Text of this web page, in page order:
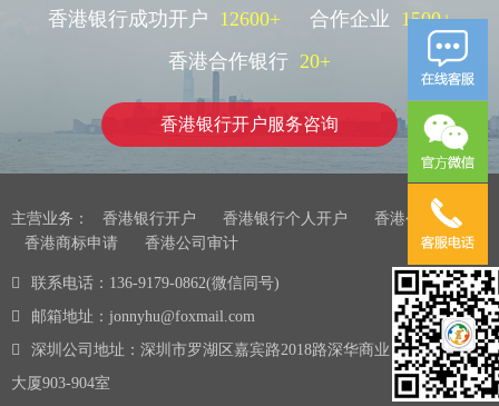
香港银行成功开户 12600+ 合作企业 1500+
香港合作银行 20+
香港银行开户服务咨询
主营业务： 香港银行开户 香港银行个人开户
香港公司注册
香港商标申请
香港公司审计
联系电话：136-9179-0862(微信同号)
邮箱地址：jonnyhu@foxmail.com
深圳公司地址：深圳市罗湖区嘉宾路2018路深华商业
大厦903-904室